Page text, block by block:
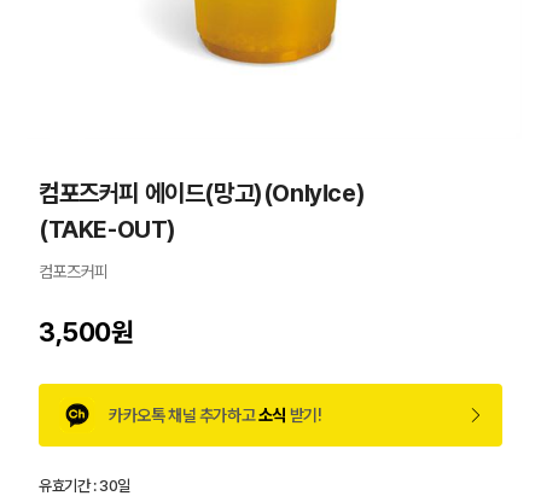
컴포즈커피 에이드(망고)(OnlyIce)
(TAKE-OUT)
컴포즈커피
3,500원
카카오톡 채널 추가하고소식 받기!
유효기간 :30일